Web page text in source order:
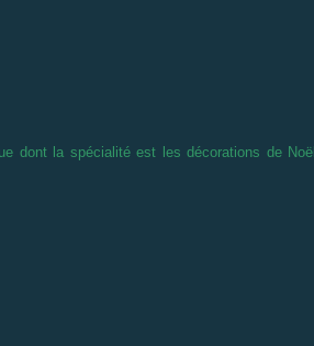
dont la spécialité est les décorations de Noël